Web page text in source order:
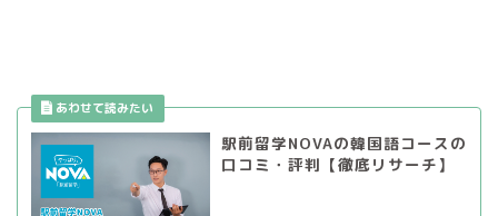
駅前留学NOVAの韓国語コースの
口コミ・評判【徹底リサーチ】